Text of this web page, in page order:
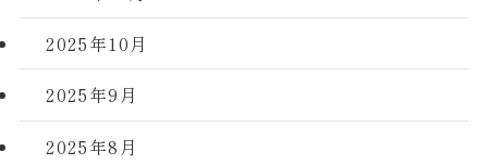
2025年10月
2025年9月
2025年8月